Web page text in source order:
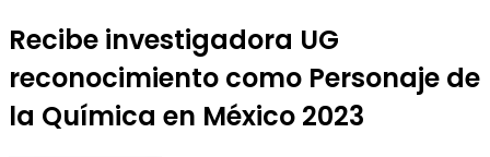
Recibe investigadora UG
reconocimiento como Personaje de
la Química en México 2023